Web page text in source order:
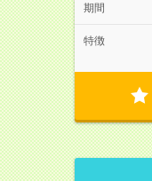
期間
特徴